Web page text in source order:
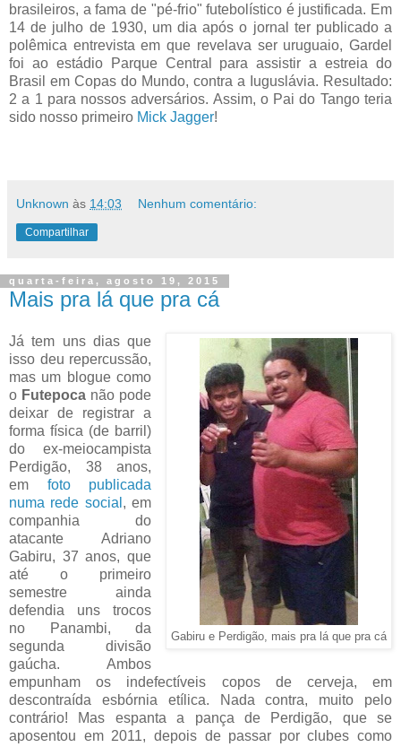
brasileiros, a fama de "pé-frio" futebolístico é justificada. Em
14 de julho de 1930, um dia após o jornal ter publicado a
polêmica entrevista em que revelava ser uruguaio, Gardel
foi ao estádio Parque Central para assistir a estreia do
Brasil em Copas do Mundo, contra a Iuguslávia. Resultado:
2 a 1 para nossos adversários. Assim, o Pai do Tango teria
sido nosso primeiro Mick Jagger!
Unknown às 14:03 Nenhum comentário:
Compartilhar
quarta-feira, agosto 19, 2015
Mais pra lá que pra cá
Gabiru e Perdigão, mais pra lá que pra cá
Já tem uns dias que
isso deu repercussão,
mas um blogue como
o Futepoca não pode
deixar de registrar a
forma física (de barril)
do ex-meiocampista
Perdigão, 38 anos,
em foto publicada
numa rede social , em
companhia do
atacante Adriano
Gabiru, 37 anos, que
até o primeiro
semestre ainda
defendia uns trocos
no Panambi, da
segunda divisão
gaúcha. Ambos
empunham os indefectíveis copos de cerveja, em
descontraída esbórnia etílica. Nada contra, muito pelo
contrário! Mas espanta a pança de Perdigão, que se
aposentou em 2011, depois de passar por clubes como